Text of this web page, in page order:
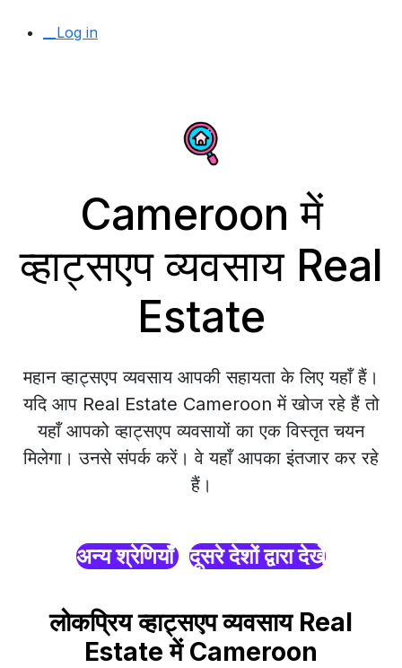
__Log in
Cameroon में
व्हाट्सएप व्यवसाय Real
Estate
महान व्हाट्सएप व्यवसाय आपकी सहायता के लिए यहाँ हैं।
यदि आप Real Estate Cameroon में खोज रहे हैं तो
यहाँ आपको व्हाट्सएप व्यवसायों का एक विस्तृत चयन
मिलेगा। उनसे संपर्क करें। वे यहाँ आपका इंतजार कर रहे
हैं।
अन्य श्रेणियाँ दूसरे देशों द्वारा देखें
लोकप्रिय व्हाट्सएप व्यवसाय Real
Estate में Cameroon